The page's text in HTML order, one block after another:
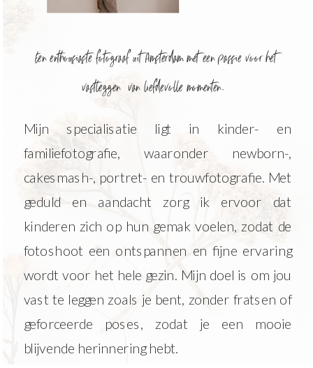
Mijn specialisatie ligt in kinder- en
familiefotografie, waaronder newborn-,
cakesmash-, portret- en trouwfotografie. Met
geduld en aandacht zorg ik ervoor dat
kinderen zich op hun gemak voelen, zodat de
fotoshoot een ontspannen en fijne ervaring
wordt voor het hele gezin. Mijn doel is om jou
vast te leggen zoals je bent, zonder fratsen of
geforceerde poses, zodat je een mooie
blijvende herinnering hebt.
Een enthousiaste fotograaf uit Amsterdam met een passie voor het
vastleggen van liefdevolle momenten.